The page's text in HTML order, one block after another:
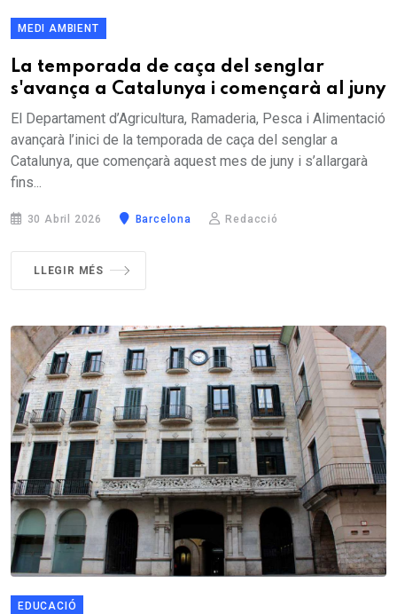
MEDI AMBIENT
La temporada de caça del senglar
s'avança a Catalunya i començarà al juny
El Departament d’Agricultura, Ramaderia, Pesca i Alimentació
avançarà l’inici de la temporada de caça del senglar a
Catalunya, que començarà aquest mes de juny i s’allargarà
fins...
30 Abril 2026 Barcelona Redacció
LLEGIR MÉS
EDUCACIÓ